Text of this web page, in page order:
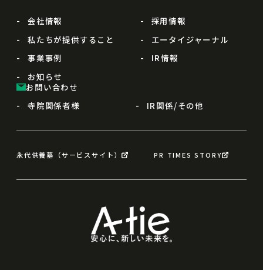
会社情報
私たちが提供すること
事業事例
お知らせ
採用情報
エータイジャーナル
IR情報
お問い合わせ
寺院関係者様
IR関係/その他
永代供養墓（サービスサイト） PR TIMES STORY